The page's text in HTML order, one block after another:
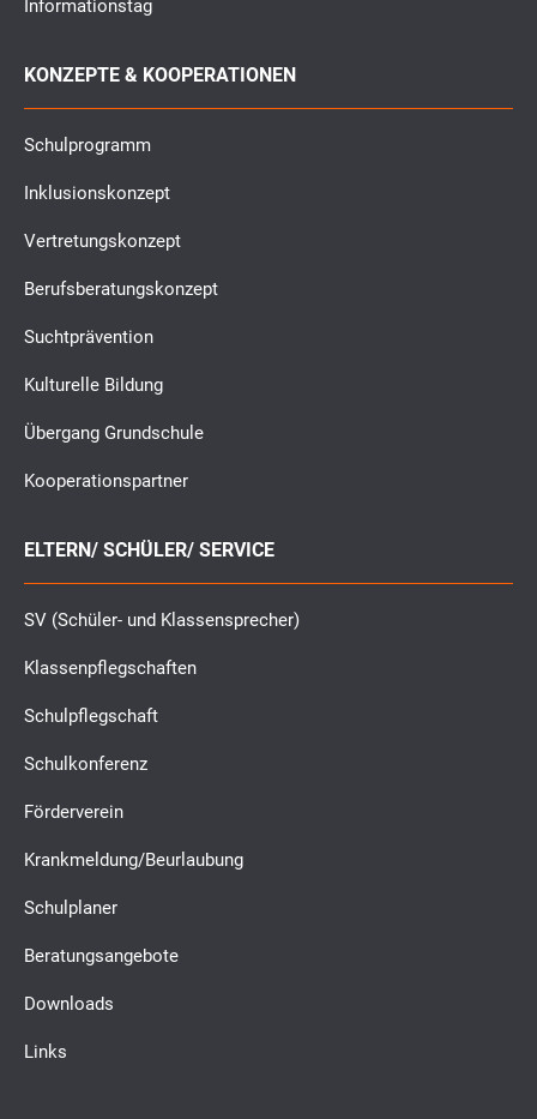
Informationstag
KONZEPTE & KOOPERATIONEN
Schulprogramm
Inklusionskonzept
Vertretungskonzept
Berufsberatungskonzept
Suchtprävention
Kulturelle Bildung
Übergang Grundschule
Kooperationspartner
ELTERN/ SCHÜLER/ SERVICE
SV (Schüler- und Klassensprecher)
Klassenpflegschaften
Schulpflegschaft
Schulkonferenz
Förderverein
Krankmeldung/Beurlaubung
Schulplaner
Beratungsangebote
Downloads
Links